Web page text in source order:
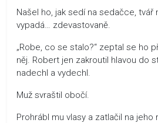
Našel ho, jak sedí na sedačce, tvář
vypadá… zdevastovaně.
„Robe, co se stalo?“ zeptal se ho
něj. Robert jen zakroutil hlavou do
nadechl a vydechl.
Muž svraštil obočí.
Prohrábl mu vlasy a zatlačil na jeho